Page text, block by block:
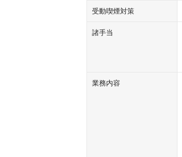
受動喫煙対策
諸手当
業務内容